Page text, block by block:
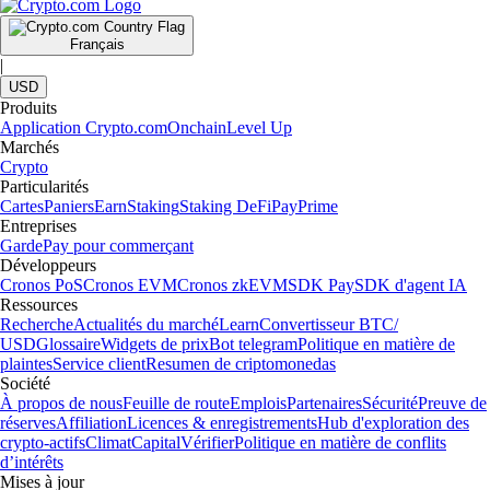
Français
|
USD
Produits
Application Crypto.comOnchainLevel Up
Marchés
Crypto
Particularités
CartesPaniersEarnStakingStaking DeFiPayPrime
Entreprises
GardePay pour commerçant
Développeurs
Cronos PoSCronos EVMCronos zkEVMSDK PaySDK d'agent IA
Ressources
RechercheActualités du marchéLearnConvertisseur BTC/
USDGlossaireWidgets de prixBot telegramPolitique en matière de
plaintesService clientResumen de criptomonedas
Société
À propos de nousFeuille de routeEmploisPartenairesSécuritéPreuve de
réservesAffiliationLicences & enregistrementsHub d'exploration des
crypto-actifsClimatCapitalVérifierPolitique en matière de conflits
d’intérêts
Mises à jour